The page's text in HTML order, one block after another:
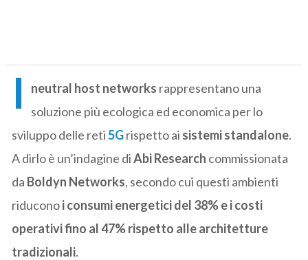
I neutral host networks rappresentano una
soluzione più ecologica ed economica per lo
sviluppo delle reti5Grispetto ai sistemi standalone.
A dirlo è un’indagine diAbi Research commissionata
da Boldyn Networks, secondo cui questi ambienti
riduconoi consumi energetici del 38% e i costi
operativi fino al 47% rispetto alle architetture
tradizionali.